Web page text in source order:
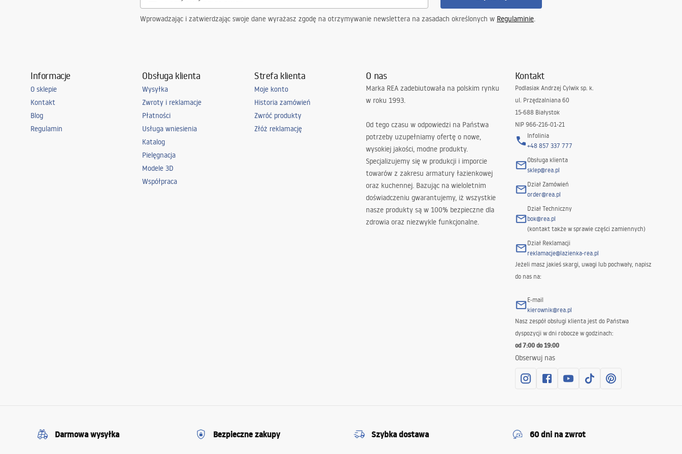
Tak
Wprowadzając i zatwierdzając swoje dane wyrażasz zgodę na otrzymywanie newslettera na zasadach określonych w Regulaminie.
Informacje
O sklepie
Kontakt
Blog
Regulamin
Obsługa klienta
Wysyłka
Zwroty i reklamacje
Płatności
Usługa wniesienia
Katalog
Pielęgnacja
Modele 3D
Współpraca
Strefa klienta
Moje konto
Historia zamówień
Zwróć produkty
Złóż reklamację
O nas
Marka REA zadebiutowała na polskim rynku
w roku 1993.
Od tego czasu w odpowiedzi na Państwa
potrzeby uzupełniamy ofertę o nowe,
wysokiej jakości, modne produkty.
Specjalizujemy się w produkcji i imporcie
towarów z zakresu armatury łazienkowej
oraz kuchennej. Bazując na wieloletnim
doświadczeniu gwarantujemy, iż wszystkie
nasze produkty są w 100% bezpieczne dla
zdrowia oraz niezwykle funkcjonalne.
Kontakt
Podlasiak Andrzej Cylwik sp. k.
ul. Przędzalniana 60
15-688 Białystok
NIP 966-216-01-21
Infolinia
+48 857 337 777
Obsługa klienta
sklep@rea.pl
Dział Zamówień
order@rea.pl
Dział Techniczny
bok@rea.pl
(kontakt także w sprawie części zamiennych)
Dział Reklamacji
reklamacje@lazienka-rea.pl
Jeżeli masz jakieś skargi, uwagi lub pochwały, napisz
do nas na:
E-mail
kierownik@rea.pl
Nasz zespół obsługi klienta jest do Państwa
dyspozycji w dni robocze w godzinach:
od 7:00 do 19:00
Obserwuj nas
Darmowa wysyłka Bezpieczne zakupy Szybka dostawa 60 dni na zwrot